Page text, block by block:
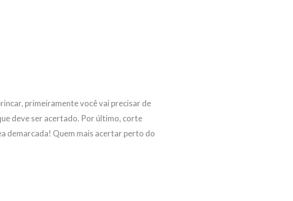
primeiramente você vai precisar de
deve ser acertado. Por último, corte
demarcada! Quem mais acertar perto do